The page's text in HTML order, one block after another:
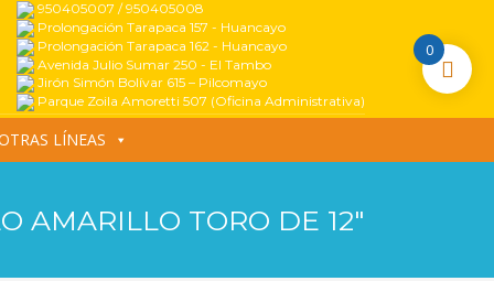
950405007 / 950405008
Prolongación Tarapaca 157 - Huancayo
Prolongación Tarapaca 162 - Huancayo
Avenida Julio Sumar 250 - El Tambo
Jirón Simón Bolívar 615 – Pilcomayo
Parque Zoila Amoretti 507 (Oficina Administrativa)
LÍNEAS
AMARILLO TORO DE 12″
0